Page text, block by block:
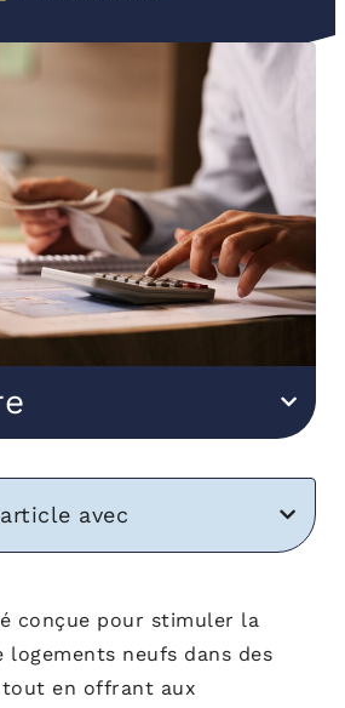
avec
conçue pour stimuler la
neufs dans des
tout en offrant aux